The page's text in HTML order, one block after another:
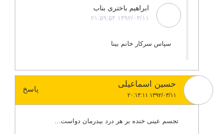
ابراهیم باختری بناب
۱۳۹۲/۰۳/۱۱ ۲۱:۵۹:۵۴
سپاس سرکار خانم بینا
حسین اسماعیلی
۱۳۹۲/۰۳/۱۱ ۲۰:۱۴:۱۱
پاسخ
تجسم عینی خنده بر هر درد بیدرمان دواست...